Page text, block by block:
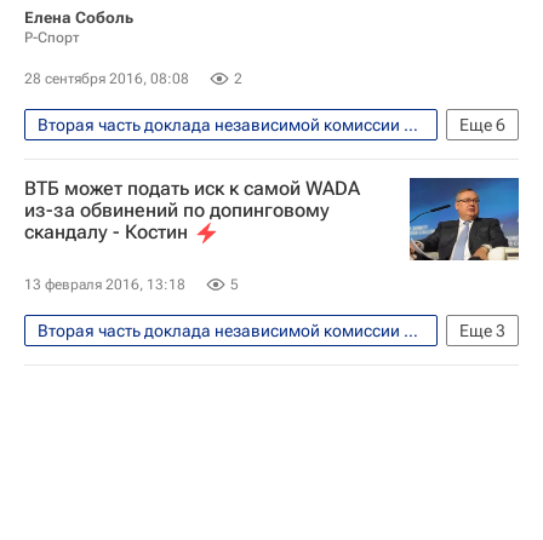
Елена Соболь
Р-Спорт
28 сентября 2016, 08:08 2
Еще6
Вторая часть доклада независимой комиссии WADA обнародована 14 января 2016 года
Легкая атлетика
Допинг
IAAF
Ричард Макларен
ВТБ может подать иск к самой WADA
из-за обвинений по допинговому
скандалу - Костин
13 февраля 2016, 13:18 5
Еще3
Вторая часть доклада независимой комиссии WADA обнародована 14 января 2016 года
Вокруг спорта